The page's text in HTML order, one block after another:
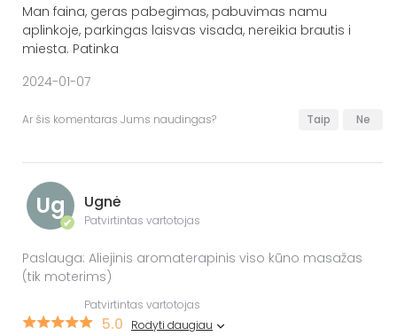
Man faina, geras pabegimas, pabuvimas namu
aplinkoje, parkingas laisvas visada, nereikia brautis i
miesta. Patinka
2024-01-07
Ar šis komentaras Jums naudingas? Taip Ne
Ug
✔
Ugnė
Patvirtintas vartotojas
Paslauga: Aliejinis aromaterapinis viso kūno masažas
(tik moterims)
Patvirtintas vartotojas
5.0 Rodyti daugiau